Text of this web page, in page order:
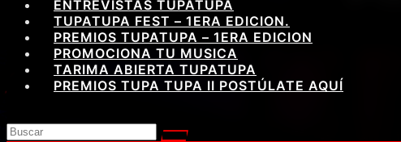
ENTREVISTAS TUPATUPA
TUPATUPA FEST – 1ERA EDICION.
PREMIOS TUPATUPA – 1ERA EDICION
PROMOCIONA TU MUSICA
TARIMA ABIERTA TUPATUPA
PREMIOS TUPA TUPA II POSTÚLATE AQUÍ